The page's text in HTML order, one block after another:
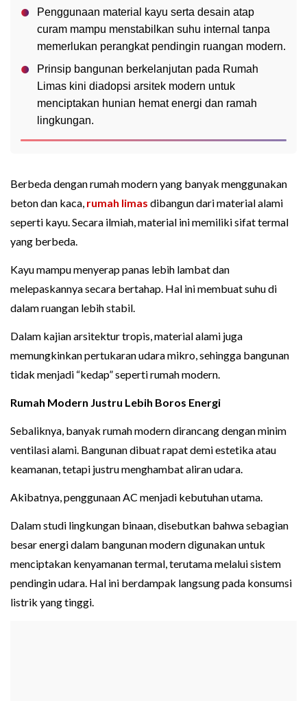
Penggunaan material kayu serta desain atap
curam mampu menstabilkan suhu internal tanpa
memerlukan perangkat pendingin ruangan modern.
Prinsip bangunan berkelanjutan pada Rumah
Limas kini diadopsi arsitek modern untuk
menciptakan hunian hemat energi dan ramah
lingkungan.
Berbeda dengan rumah modern yang banyak menggunakan
beton dan kaca, rumah limas dibangun dari material alami
seperti kayu. Secara ilmiah, material ini memiliki sifat termal
yang berbeda.
Kayu mampu menyerap panas lebih lambat dan
melepaskannya secara bertahap. Hal ini membuat suhu di
dalam ruangan lebih stabil.
Dalam kajian arsitektur tropis, material alami juga
memungkinkan pertukaran udara mikro, sehingga bangunan
tidak menjadi “kedap” seperti rumah modern.
Rumah Modern Justru Lebih Boros Energi
Sebaliknya, banyak rumah modern dirancang dengan minim
ventilasi alami. Bangunan dibuat rapat demi estetika atau
keamanan, tetapi justru menghambat aliran udara.
Akibatnya, penggunaan AC menjadi kebutuhan utama.
Dalam studi lingkungan binaan, disebutkan bahwa sebagian
besar energi dalam bangunan modern digunakan untuk
menciptakan kenyamanan termal, terutama melalui sistem
pendingin udara. Hal ini berdampak langsung pada konsumsi
listrik yang tinggi.